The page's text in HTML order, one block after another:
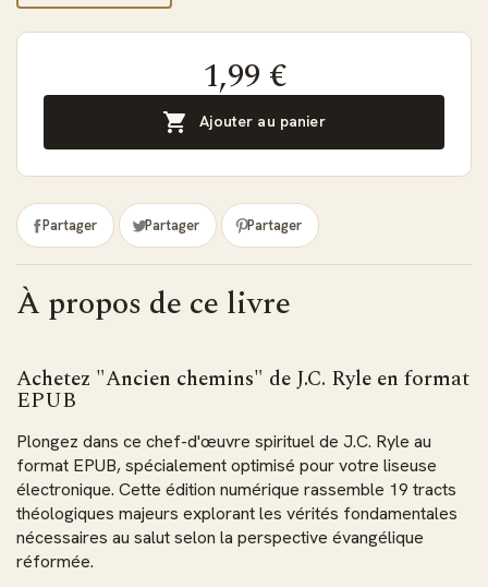
1,99 €
 Ajouter au panier
Partager Partager Partager
À propos de ce livre
Achetez "Ancien chemins" de J.C. Ryle en format
EPUB
Plongez dans ce chef-d'œuvre spirituel de J.C. Ryle au
format EPUB, spécialement optimisé pour votre liseuse
électronique. Cette édition numérique rassemble 19 tracts
théologiques majeurs explorant les vérités fondamentales
nécessaires au salut selon la perspective évangélique
réformée.